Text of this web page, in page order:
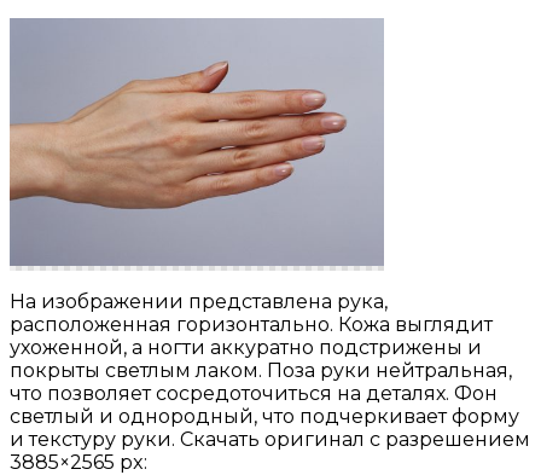
На изображении представлена рука,
расположенная горизонтально. Кожа выглядит
ухоженной, а ногти аккуратно подстрижены и
покрыты светлым лаком. Поза руки нейтральная,
что позволяет сосредоточиться на деталях. Фон
светлый и однородный, что подчеркивает форму
и текстуру руки. Скачать оригинал с разрешением
3885×2565 px: